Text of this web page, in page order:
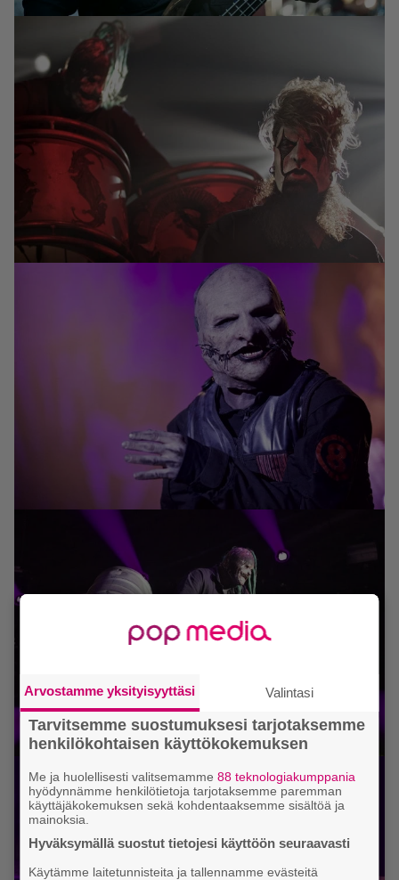
Arvostamme yksityisyyttäsi Valintasi
Tarvitsemme suostumuksesi tarjotaksemme
henkilökohtaisen käyttökokemuksen
Me ja huolellisesti valitsemamme88 teknologiakumppania
hyödynnämme henkilötietoja tarjotaksemme paremman
käyttäjäkokemuksen sekä kohdentaaksemme sisältöä ja
mainoksia.
Hyväksymällä suostut tietojesi käyttöön seuraavasti
Käytämme laitetunnisteita ja tallennamme evästeitä